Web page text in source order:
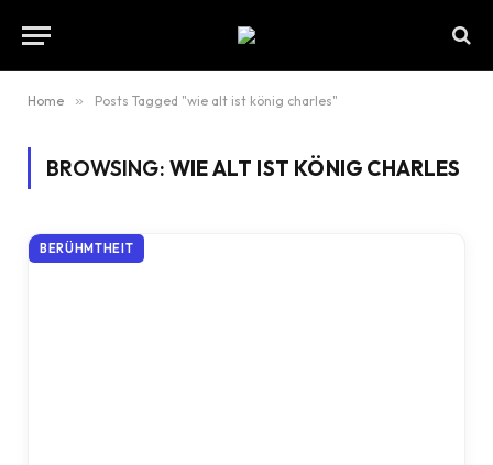
Home » Posts Tagged "wie alt ist könig charles"
BROWSING: WIE ALT IST KÖNIG CHARLES
BERÜHMTHEIT